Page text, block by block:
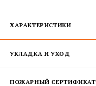
ХАРАКТЕРИСТИКИ
УКЛАДКА И УХОД
ПОЖАРНЫЙ СЕРТИФИКАТ